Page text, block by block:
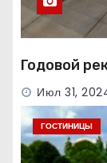
Годовой
Июл 31,
ГОСТИНИЦЫ